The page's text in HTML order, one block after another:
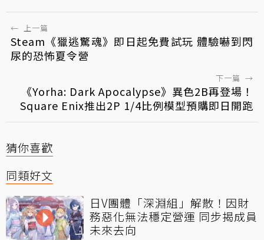
← 上一篇
Steam《獵逃驚魂》即日起免費試玩 體驗嚇到閃
尿的恐怖夏令營
下一篇 →
《Yorha: Dark Apocalypse》異色2B再登場！
Square Enix推出2P 1/4比例模型預購即日開跑
猜你喜歡
同類好文
日V團體「深淵組」解散！因財
務惡化無法穩定營運 同步揭成員
未來去向